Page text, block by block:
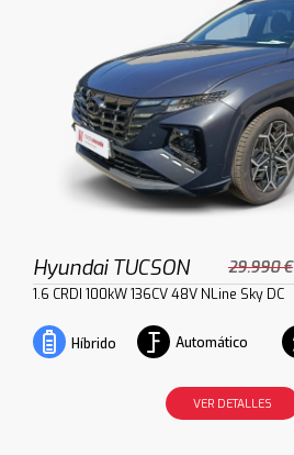
Hyundai TUCSON 29.990 €
1.6 CRDI 100kW 136CV 48V NLine Sky DC
Híbrido Automático
VER DETALLES